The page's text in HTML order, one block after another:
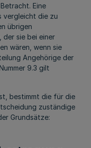
Eine
vergleicht die zu
übrigen
der sie bei einer
wären, wenn sie
Angehörige der
9.3 gilt
bestimmt die für die
zuständige
Grundsätze: